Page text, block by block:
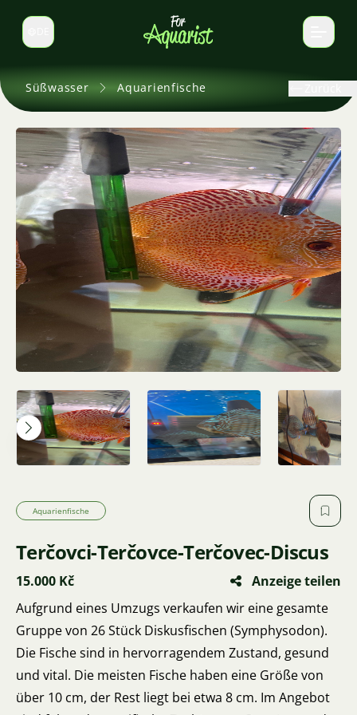
Sprache wechseln
Süßwasser Aquarienfische
Aquarienfische
Terčovci-Terčovce-Terčovec-Discus
15.000 Kč
Anzeige teilen
Aufgrund eines Umzugs verkaufen wir eine gesamte
Gruppe von 26 Stück Diskusfischen (Symphysodon).
Die Fische sind in hervorragendem Zustand, gesund
und vital. Die meisten Fische haben eine Größe von
über 10 cm, der Rest liegt bei etwa 8 cm. Im Angebot